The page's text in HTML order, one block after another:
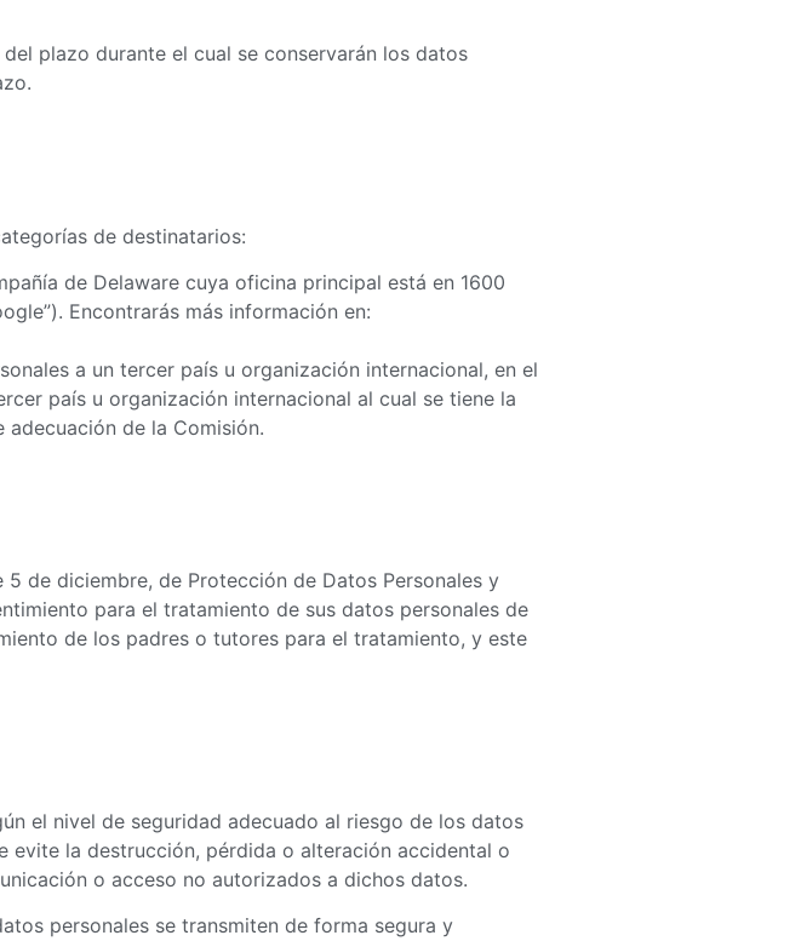
plazo durante el cual se conservarán los datos
de destinatarios:
de Delaware cuya oficina principal está en 1600
Encontrarás más información en:
a un tercer país u organización internacional, en el
país u organización internacional al cual se tiene la
de la Comisión.
de diciembre, de Protección de Datos Personales y
para el tratamiento de sus datos personales de
de los padres o tutores para el tratamiento, y este
el nivel de seguridad adecuado al riesgo de los datos
evite la destrucción, pérdida o alteración accidental o
o acceso no autorizados a dichos datos.
personales se transmiten de forma segura y